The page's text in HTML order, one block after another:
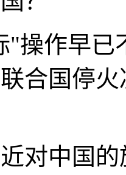
"操作早已
合国停
对中国